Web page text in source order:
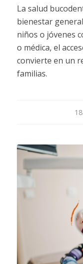
La salud
bienestar
niños o jóvenes
o médica, el
convierte en un
familias.